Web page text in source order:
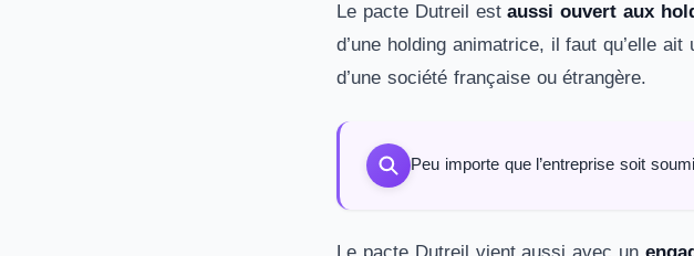
Le pacte Dutreil estaussi ouvert aux
d’une holding animatrice, il faut qu’elle
d’une société française ou étrangère.
Peu importe que l’entreprise soit